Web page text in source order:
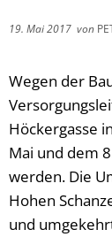
19. Mai 2017 von
Wegen der
Höckergasse
Mai und dem
werden. Die
Hohen
und